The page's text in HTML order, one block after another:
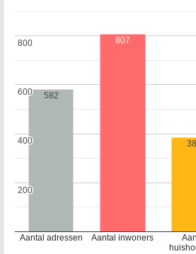
Aantal adressen Aantal inwoners
200
200
400
400
600
600
800
800
582
807